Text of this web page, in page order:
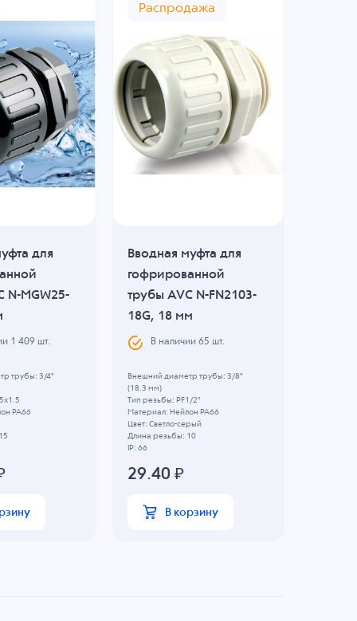
для
N-MGW25-
1 409 шт.
трубы: 3/4"
PA66
Распродажа
Вводная муфта для
гофрированной
трубы AVC N-FN2103-
18G, 18 мм
В наличии65 шт.
Внешний диаметр трубы: 3/8"
(18.3 мм)
Тип резьбы: PF1/2"
Материал: Нейлон PA66
Цвет: Светло-серый
Длина резьбы: 10
IP: 66
29.40 ₽
В корзину